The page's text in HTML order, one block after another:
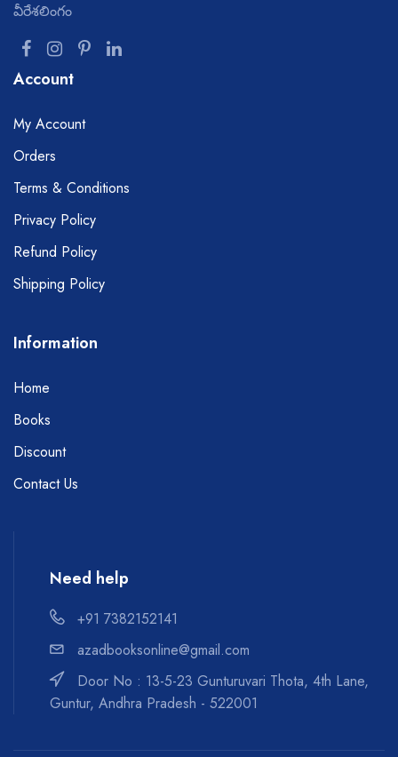
వీరేశలింగం
Account
My Account
Orders
Terms & Conditions
Privacy Policy
Refund Policy
Shipping Policy
Information
Home
Books
Discount
Contact Us
Need help
+91 7382152141
azadbooksonline@gmail.com
Door No : 13-5-23 Gunturuvari Thota, 4th Lane,
Guntur, Andhra Pradesh - 522001